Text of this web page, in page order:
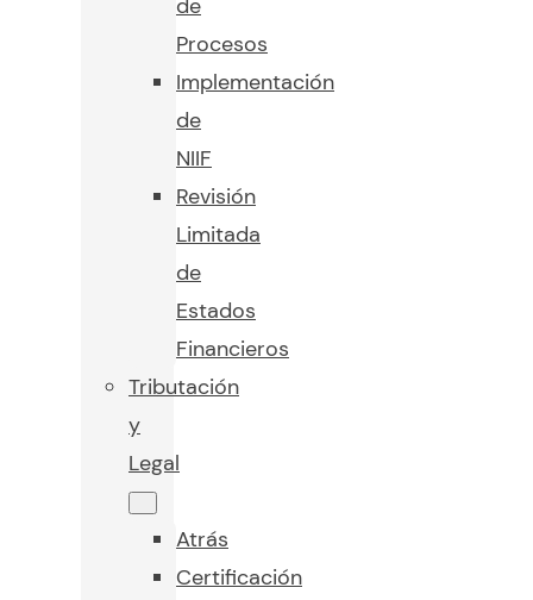
de
Procesos
Implementación
de
NIIF
Revisión
Limitada
de
Estados
Financieros
Tributación
y
Legal
Atrás
Certificación